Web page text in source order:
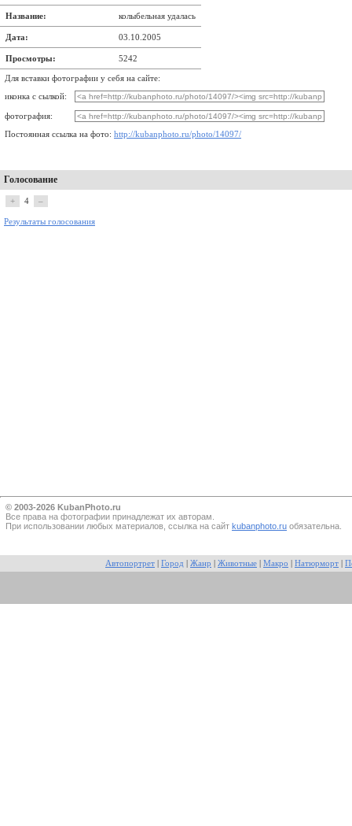
Название: колыбельная удалась
Дата: 03.10.2005
Просмотры: 5242
Для вставки фотографии у себя на сайте:
иконка с сылкой:
фотография:
Постоянная ссылка на фото: http://kubanphoto.ru/photo/14097/
Голосование
+ 4 –
Результаты голосования
© 2003-2026 KubanPhoto.ru
Все прaва на фотографии принадлежат их авторам.
При использовании любых материалов, ссылка на сайт kubanphoto.ru обязательна.
Автопортрет Город Жанр Животные Макро Натюрморт